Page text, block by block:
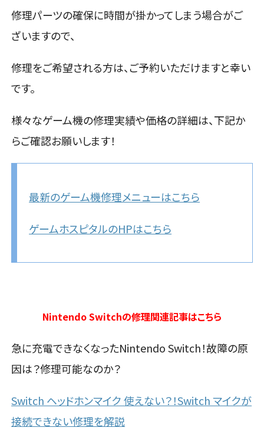
修理パーツの確保に時間が掛かってしまう場合がご
ざいますので、
修理をご希望される方は、ご予約いただけますと幸い
です。
様々なゲーム機の修理実績や価格の詳細は、下記か
らご確認お願いします！
最新のゲーム機修理メニューはこちら
ゲームホスピタルのHPはこちら
Nintendo Switchの修理関連記事はこちら
急に充電できなくなったNintendo Switch！故障の原
因は？修理可能なのか？
Switch ヘッドホンマイク 使えない？！Switch マイクが
接続できない修理を解説